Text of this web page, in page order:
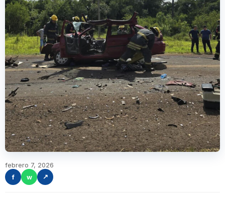
febrero 7, 2026
f
w ↗